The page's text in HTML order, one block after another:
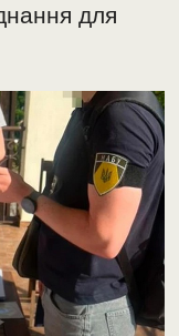
для